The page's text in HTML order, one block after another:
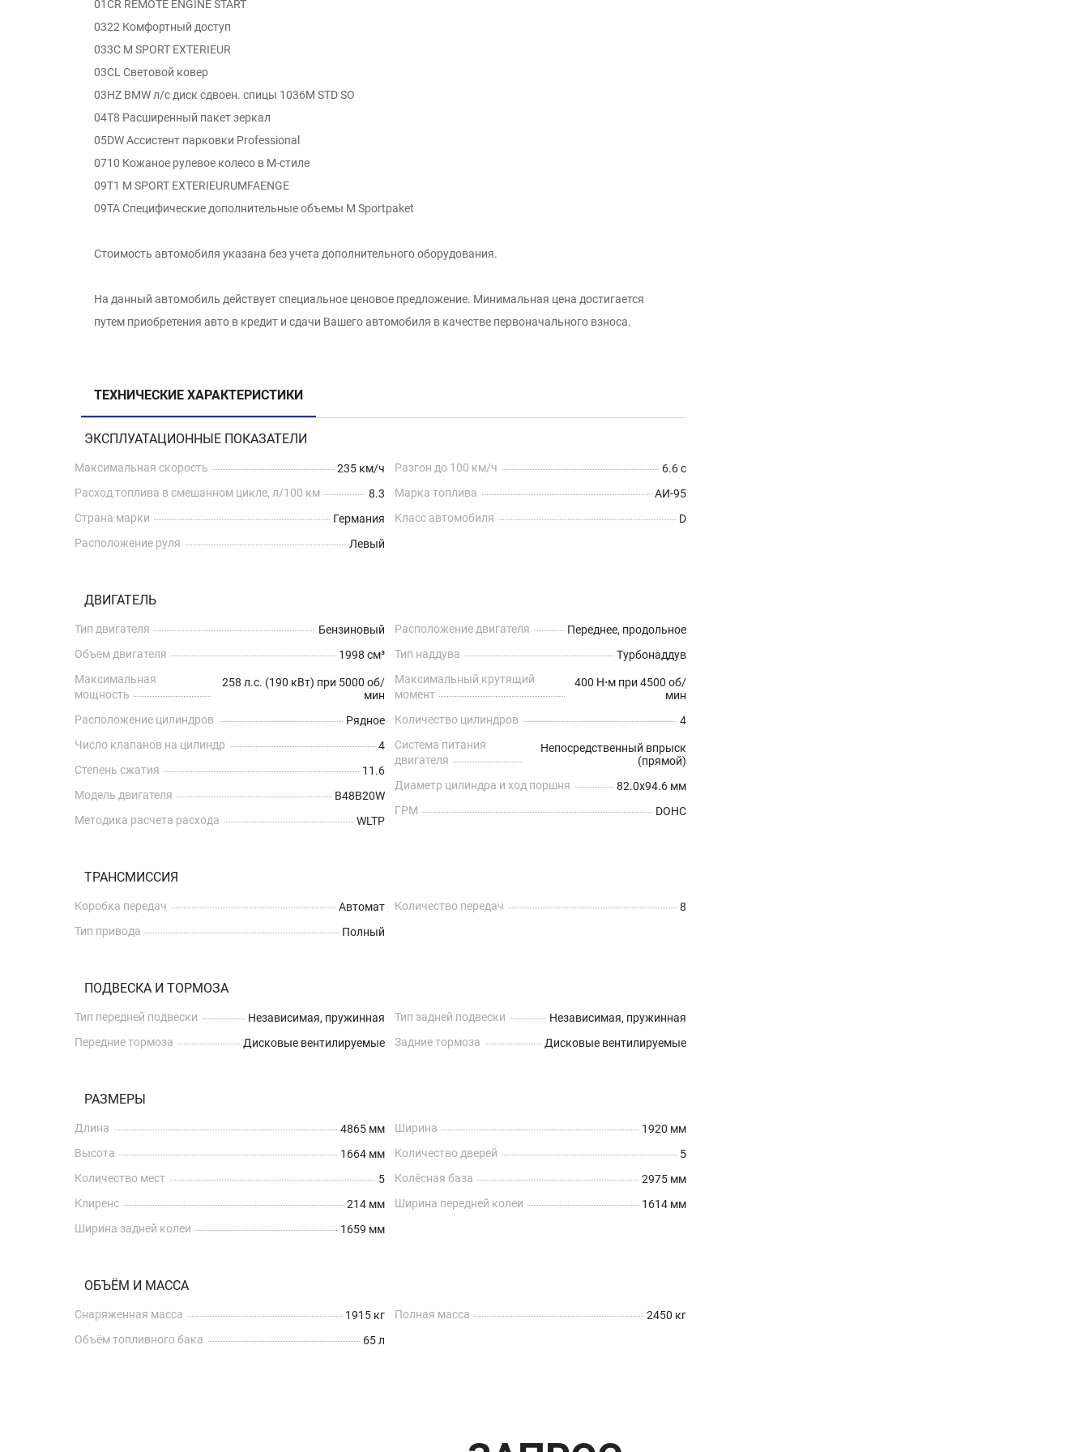
01CR REMOTE ENGINE START
0322 Комфортный доступ
033C M SPORT EXTERIEUR
03CL Световой ковер
03HZ BMW л/с диск сдвоен. спицы 1036M STD SO
04T8 Расширенный пакет зеркал
05DW Ассистент парковки Professional
0710 Кожаное рулевое колесо в M-стиле
09T1 M SPORT EXTERIEURUMFAENGE
09TA Специфические дополнительные объемы M Sportpaket
Стоимость автомобиля указана без учета дополнительного оборудования.
На данный автомобиль действует специальное ценовое предложение. Минимальная цена достигается
путем приобретения авто в кредит и сдачи Вашего автомобиля в качестве первоначального взноса.
ТЕХНИЧЕСКИЕ ХАРАКТЕРИСТИКИ
ЭКСПЛУАТАЦИОННЫЕ ПОКАЗАТЕЛИ
Максимальная скорость
235 км/ч
Расход топлива в смешанном цикле, л/100 км
8.3
Страна марки
Германия
Расположение руля
Левый
Разгон до 100 км/ч
6.6 с
Марка топлива
АИ-95
Класс автомобиля
D
ДВИГАТЕЛЬ
Тип двигателя
Бензиновый
Объем двигателя
1998 см³
Максимальная
мощность
258 л.с. (190 кВт) при 5000 об/
мин
Расположение цилиндров
Рядное
Число клапанов на цилиндр
4
Степень сжатия
11.6
Модель двигателя
B48B20W
Методика расчета расхода
WLTP
Расположение двигателя
Переднее, продольное
Тип наддува
Турбонаддув
Максимальный крутящий
момент
400 Н⋅м при 4500 об/
мин
Количество цилиндров
4
Система питания
двигателя
Непосредственный впрыск
(прямой)
Диаметр цилиндра и ход поршня
82.0x94.6 мм
ГРМ
DOHC
ТРАНСМИССИЯ
Коробка передач
Автомат
Тип привода
Полный
Количество передач 8
ПОДВЕСКА И ТОРМОЗА
Тип передней подвески
Независимая, пружинная
Передние тормоза
Дисковые вентилируемые
Тип задней подвески
Независимая, пружинная
Задние тормоза
Дисковые вентилируемые
РАЗМЕРЫ
Длина
4865 мм
Высота
1664 мм
Количество мест
5
Клиренс
214 мм
Ширина задней колеи
1659 мм
Ширина
1920 мм
Количество дверей
5
Колёсная база
2975 мм
Ширина передней колеи
1614 мм
ОБЪЁМ И МАССА
Снаряженная масса
1915 кг
Объём топливного бака
65 л
Полная масса 2450 кг